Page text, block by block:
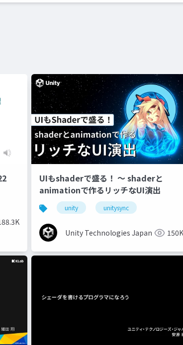
UIもshaderで盛る！ 〜 shaderと
animationで作るリッチなUI演出
unity unitysync
Unity Technologies Japan 150K